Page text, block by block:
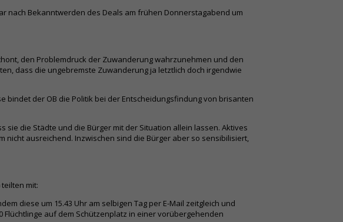
nach Bekanntwerden des Deals am frühen Donnerstagabend um
den Problemdruck der Zuwanderung wahrzunehmen und den
dass die ungebremste Zuwanderung ja letztlich doch irgendwie
bindet der OB die Politik bei der Entscheidungsfindung von brisanten
die Städte und die Bürger mit der Situation allein lassen. Aktives
ausreichend. Inzwischen sind die Bürger aber so sensibilisiert,
mit:
diese um 15.43 Uhr am selbigen Tag per E-Mail zeitgleich und
auf dem Schützenplatz in einer vorübergehenden